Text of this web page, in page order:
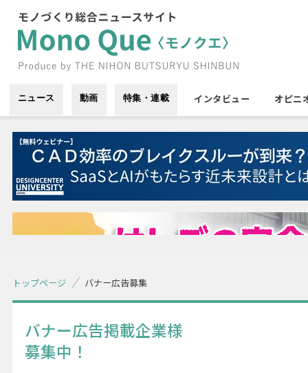
ニュース 動画 特集・連載 インタビュー オピニ
トップページ バナー広告募集
バナー広告掲載企業様
募集中！